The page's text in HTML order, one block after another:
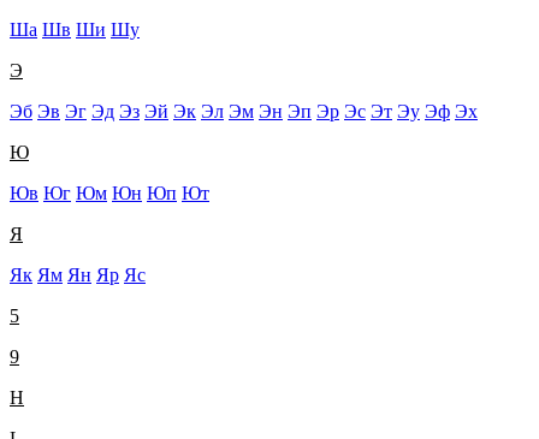
Ша Шв Ши Шу
Э
Эб Эв Эг Эд Эз Эй Эк Эл Эм Эн Эп Эр Эс Эт Эу Эф Эх
Ю
Юв Юг Юм Юн Юп Ют
Я
Як Ям Ян Яр Яс
5
9
H